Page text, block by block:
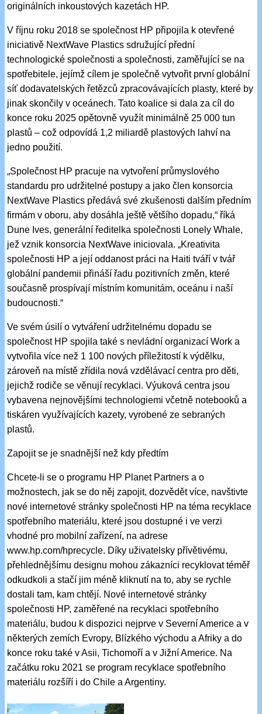
originálních inkoustových kazetách HP.
V říjnu roku 2018 se společnost HP připojila k otevřené
iniciativě NextWave Plastics sdružující přední
technologické společnosti a společnosti, zaměřující se na
spotřebitele, jejímž cílem je společně vytvořit první globální
síť dodavatelských řetězců zpracovávajících plasty, které by
jinak skončily v oceánech. Tato koalice si dala za cíl do
konce roku 2025 opětovně využít minimálně 25 000 tun
plastů – což odpovídá 1,2 miliardě plastových lahví na
jedno použití.
„Společnost HP pracuje na vytvoření průmyslového
standardu pro udržitelné postupy a jako člen konsorcia
NextWave Plastics předává své zkušenosti dalším předním
firmám v oboru, aby dosáhla ještě většího dopadu,“ říká
Dune Ives, generální ředitelka společnosti Lonely Whale,
jež vznik konsorcia NextWave iniciovala. „Kreativita
společnosti HP a její oddanost práci na Haiti tváří v tvář
globální pandemii přináší řadu pozitivních změn, které
současně prospívají místním komunitám, oceánu i naší
budoucnosti.“
Ve svém úsilí o vytváření udržitelnému dopadu se
společnost HP spojila také s nevládní organizací Work a
vytvořila více než 1 100 nových příležitostí k výdělku,
zároveň na místě zřídila nová vzdělávací centra pro děti,
jejichž rodiče se věnují recyklaci. Výuková centra jsou
vybavena nejnovějšími technologiemi včetně notebooků a
tiskáren využívajících kazety, vyrobené ze sebraných
plastů.
Zapojit se je snadnější než kdy předtím
Chcete-li se o programu HP Planet Partners a o
možnostech, jak se do něj zapojit, dozvědět více, navštivte
nové internetové stránky společnosti HP na téma recyklace
spotřebního materiálu, které jsou dostupné i ve verzi
vhodné pro mobilní zařízení, na adrese
www.hp.com/hprecycle. Díky uživatelsky přívětivému,
přehlednějšímu designu mohou zákazníci recyklovat téměř
odkudkoli a stačí jim méně kliknutí na to, aby se rychle
dostali tam, kam chtějí. Nové internetové stránky
společnosti HP, zaměřené na recyklaci spotřebního
materiálu, budou k dispozici nejprve v Severní Americe a v
některých zemích Evropy, Blízkého východu a Afriky a do
konce roku také v Asii, Tichomoří a v Jižní Americe. Na
začátku roku 2021 se program recyklace spotřebního
materiálu rozšíří i do Chile a Argentiny.